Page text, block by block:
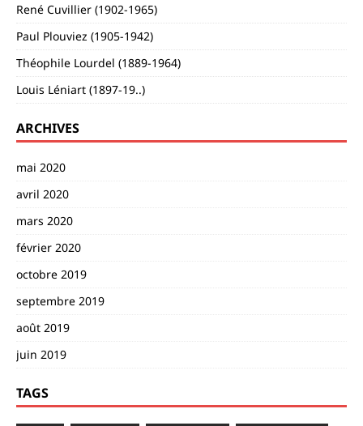
René Cuvillier (1902-1965)
Paul Plouviez (1905-1942)
Théophile Lourdel (1889-1964)
Louis Léniart (1897-19..)
ARCHIVES
mai 2020
avril 2020
mars 2020
février 2020
octobre 2019
septembre 2019
août 2019
juin 2019
TAGS